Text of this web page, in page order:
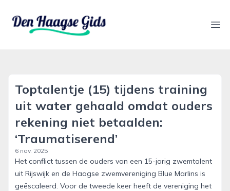
denhaagsegids.nl
Toptalentje (15) tijdens training
uit water gehaald omdat ouders
rekening niet betaalden:
‘Traumatiserend’
6 nov. 2025
Het conflict tussen de ouders van een 15-jarig zwemtalent
uit Rijswijk en de Haagse zwemvereniging Blue Marlins is
geëscaleerd. Voor de tweede keer heeft de vereniging het